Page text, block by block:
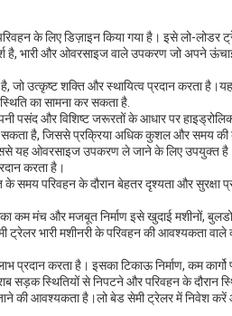
के लिए डिज़ाइन किया गया है। इसे लो-लोडर
है, भारी और ओवरसाइज वाले उपकरण जो अपने
उत्कृष्ट शक्ति और स्थायित्व प्रदान करता
का सामना कर सकता है.
पसंद और विशिष्ट जरूरतों के आधार पर
है, जिससे प्रक्रिया अधिक कुशल और समय की
यह ओवरसाइज उपकरण ले जाने के लिए उपयुक्त
करता है।
समय परिवहन के दौरान बेहतर दृश्यता और सुरक्षा
कम मंच और मजबूत निर्माण इसे खुदाई मशीनों,
भारी मशीनरी के परिवहन की आवश्यकता वाले
करता है। इसका टिकाऊ निर्माण, कम कार्गो
सड़क स्थितियों से निपटने और परिवहन के दौरान
जाने की आवश्यकता है।लो बेड सेमी ट्रेलर में निवेश